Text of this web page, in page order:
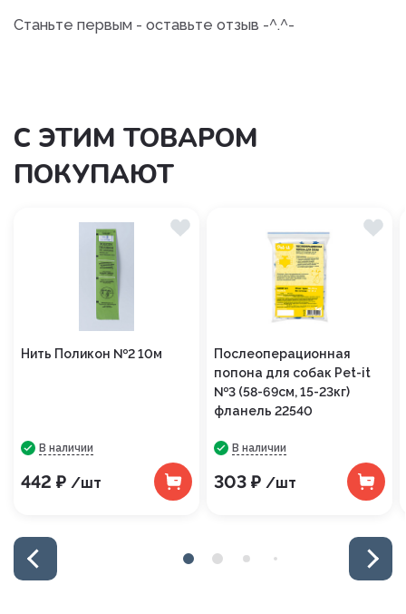
Станьте первым - оставьте отзыв -^.^-
С ЭТИМ ТОВАРОМ
ПОКУПАЮТ
Нить Поликон №2 10м
В наличии
442 ₽ /шт
Послеоперационная
попона для собак Pet-it
№3 (58-69см, 15-23кг)
фланель 22540
В наличии
303 ₽ /шт